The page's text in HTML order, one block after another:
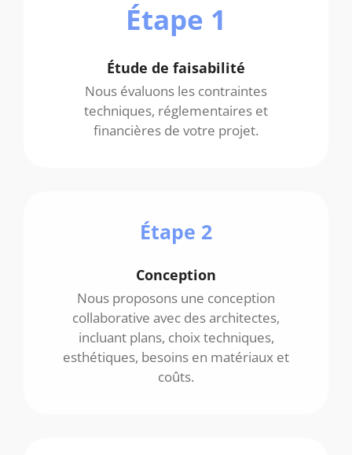
Étape 1
Étude de faisabilité
Nous évaluons les contraintes
techniques, réglementaires et
financières de votre projet.
Étape 2
Conception
Nous proposons une conception
collaborative avec des architectes,
incluant plans, choix techniques,
esthétiques, besoins en matériaux et
coûts.